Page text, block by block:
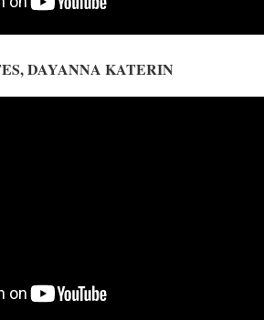
DAYANNA KATERIN